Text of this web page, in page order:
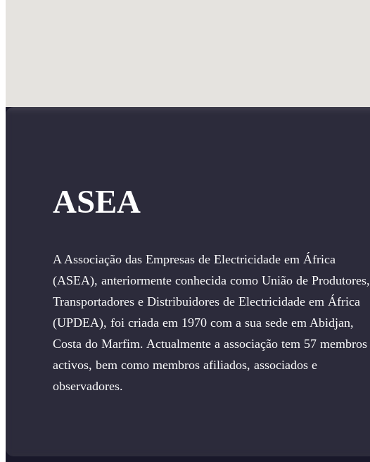
ASEA
A Associação das Empresas de Electricidade em África
(ASEA), anteriormente conhecida como União de Produtores,
Transportadores e Distribuidores de Electricidade em África
(UPDEA), foi criada em 1970 com a sua sede em Abidjan,
Costa do Marfim. Actualmente a associação tem 57 membros
activos, bem como membros afiliados, associados e
observadores.